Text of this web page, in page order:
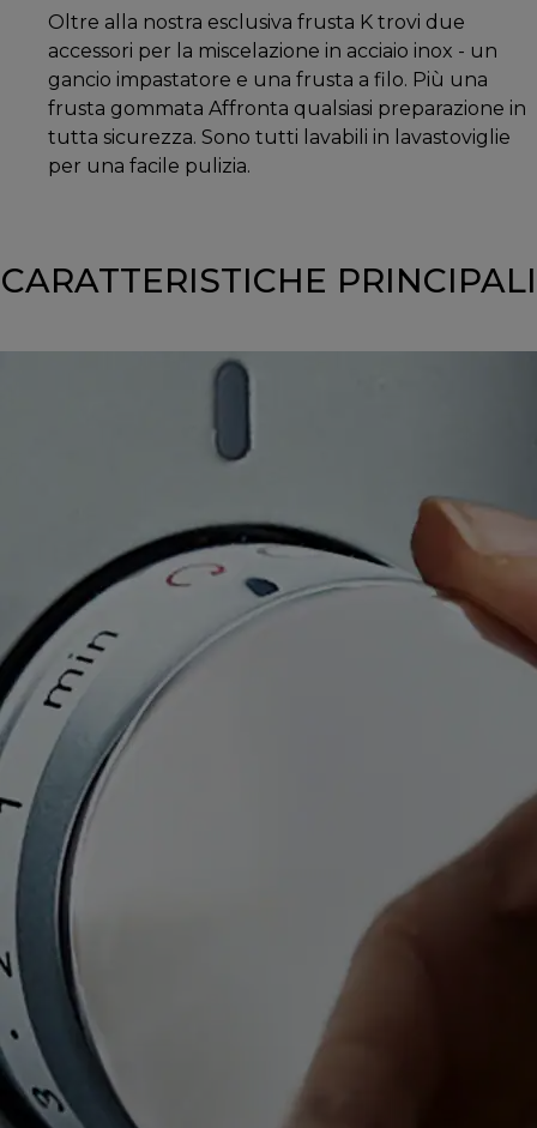
Oltre alla nostra esclusiva frusta K trovi due
accessori per la miscelazione in acciaio inox - un
gancio impastatore e una frusta a filo. Più una
frusta gommata Affronta qualsiasi preparazione in
tutta sicurezza. Sono tutti lavabili in lavastoviglie
per una facile pulizia.
CARATTERISTICHE PRINCIPALI